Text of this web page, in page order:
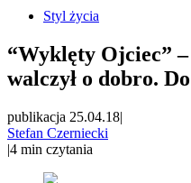
Styl życia
“Wyklęty Ojciec”
walczył o dobro.
publikacja 25.04.18|
Stefan Czerniecki
|4 min czytania